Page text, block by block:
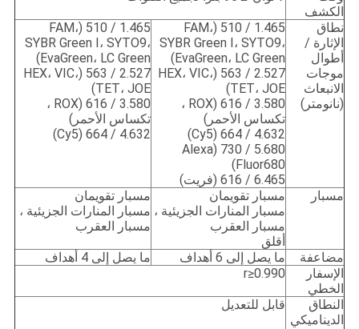
الكشف
نطاق
الإثارة /
أطوال
موجات
الانبعاث
(نانومتر)
1.465 / 510 (FAM،
SYBR Green I، SYTO9،
EvaGreen، LC Green)
2.527 / 563 (HEX، VIC،
TET، JOE)
3.580 / 616 (ROX ،
تكساس الأحمر)
4.632 / 664 (Cy5)
5.680 / 730 (Alexa
Fluor680)
6.465 / 616 (فريت)
1.465 / 510 (FAM،
SYBR Green I، SYTO9،
EvaGreen، LC Green)
2.527 / 563 (HEX، VIC،
TET، JOE)
3.580 / 616 (ROX ،
تكساس الأحمر)
4.632 / 664 (Cy5)
مسبار
مسبار تقويمان
مسبار المنارات الجزيئية ،
مسبار العقرب
أقلق
مسبار تقويمان
مسبار المنارات الجزيئية ،
مسبار العقرب
مضاعفة ما يصل إلى 6 أهداف
ما يصل إلى 4 أهداف
الإسفار
الخطي
r≥0.990
النطاق
الديناميكي
قابل للتعديل